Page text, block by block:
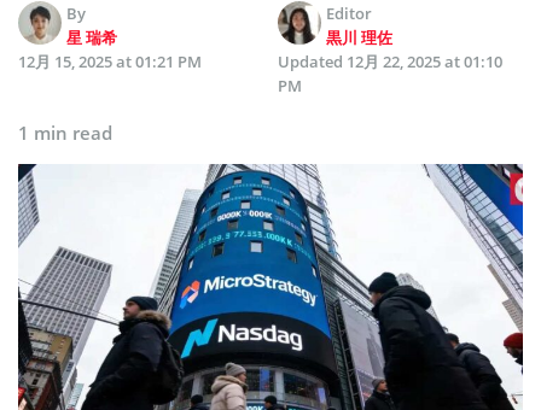
By
星 瑞希
Editor
黒川 理佐
12月 15, 2025 at 01:21 PM
Updated 12月 22, 2025 at 01:10
PM
1 min read